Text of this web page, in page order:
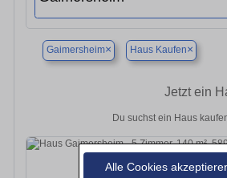
Alle Cookies
Gaimersheim× Haus Kaufen×
Jetzt ein
Du suchst ein Haus